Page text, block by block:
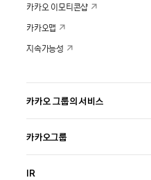
카카오 이모티콘샵
카카오맵
지속가능성
카카오 그룹의 서비스
카카오그룹
IR